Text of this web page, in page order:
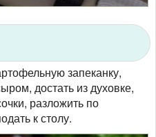
запеканку,
достать из духовке,
разложить по
к столу.